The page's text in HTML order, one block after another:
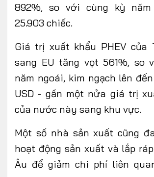
892%, so với cùng kỳ
25.903 chiếc.
Giá trị xuất khẩu PHEV của
sang EU tăng vọt 561%, so
năm ngoái, kim ngạch lên
USD - gần một nửa giá trị
của nước này sang khu vực.
Một số nhà sản xuất cũng
hoạt động sản xuất và lắp
Âu để giảm chi phí liên